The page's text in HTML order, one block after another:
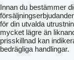
Innan du bestämmer
för din utvalda
mycket lägre än
prisskillnad kan
bedrägliga handlingar.